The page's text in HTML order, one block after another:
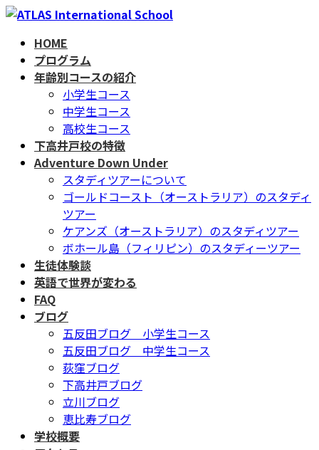
コ
ナ
HOME
プログラム
年齢別コースの紹介
小学生コース
中学生コース
高校生コース
下高井戸校の特徴
Adventure Down Under
スタディツアーについて
ゴールドコースト（オーストラリア）のスタディ
ツアー
ケアンズ（オーストラリア）のスタディツアー
ボホール島（フィリピン）のスタディーツアー
生徒体験談
英語で世界が変わる
FAQ
ブログ
五反田ブログ 小学生コース
五反田ブログ 中学生コース
荻窪ブログ
下高井戸ブログ
立川ブログ
恵比寿ブログ
学校概要